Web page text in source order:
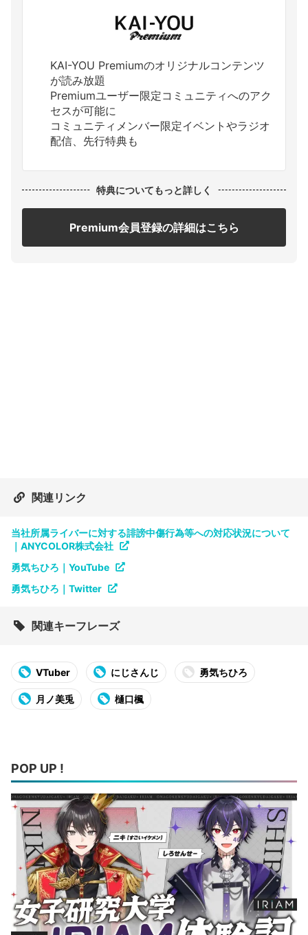
KAI-YOU Premiumのオリジナルコンテンツ
が読み放題
Premiumユーザー限定コミュニティへのアク
セスが可能に
コミュニティメンバー限定イベントやラジオ
配信、先行特典も
特典についてもっと詳しく
Premium会員登録の詳細はこちら
関連リンク
当社所属ライバーに対する誹謗中傷行為等への対応状況について
｜ANYCOLOR株式会社
勇気ちひろ｜YouTube
勇気ちひろ｜Twitter
関連キーフレーズ
VTuber にじさんじ 勇気ちひろ
月ノ美兎 樋口楓
POP UP !